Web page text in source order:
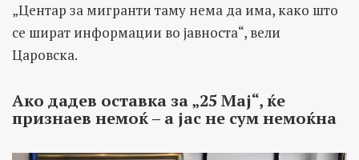
„Центар за мигранти таму нема да има, како што
се шират информации во јавноста“, вели
Царовска.
Ако дадев оставка за „25 Мај“, ќе
признаев немоќ – а јас не сум немоќна